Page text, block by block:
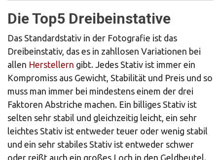
Die Top5 Dreibeinstative
Das Standardstativ in der Fotografie ist das
Dreibeinstativ, das es in zahllosen Variationen bei
allen Herstellern gibt. Jedes Stativ ist immer ein
Kompromiss aus Gewicht, Stabilität und Preis und so
muss man immer bei mindestens einem der drei
Faktoren Abstriche machen. Ein billiges Stativ ist
selten sehr stabil und gleichzeitig leicht, ein sehr
leichtes Stativ ist entweder teuer oder wenig stabil
und ein sehr stabiles Stativ ist entweder schwer
oder reißt auch ein großes Loch in den Geldbeutel.